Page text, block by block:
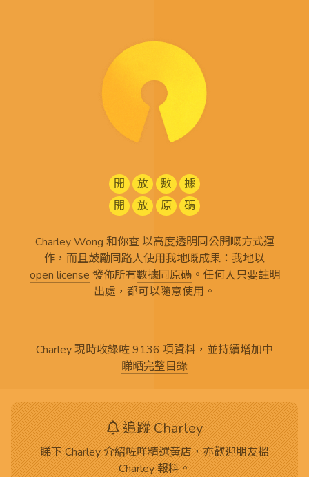
開 放 數
據
開
放 原 碼
Charley Wong 和你查 以高度透明同公開嘅方式運
作，而且鼓勵同路人使用我地嘅成果：我地以
open license 發佈所有數據同原碼。任何人只要註明
出處，都可以隨意使用。
Charley 現時收錄咗 9136 項資料，並持續增加中
睇晒完整目錄
追蹤 Charley
睇下 Charley 介紹咗咩精選黃店，亦歡迎朋友搵
Charley 報料。